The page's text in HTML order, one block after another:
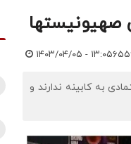
صهیونیستها
۱۴۰۳/۰۴/۰۵ - ۱۳:۰۵
به کابینه ندارند و